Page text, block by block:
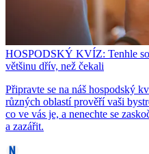
HOSPODSKÝ KVÍZ: Tenhle
většinu dřív, než čekali
Připravte se na náš hospodský
různých oblastí prověří vaši
co ve vás je, a nenechte se
a zazářit.